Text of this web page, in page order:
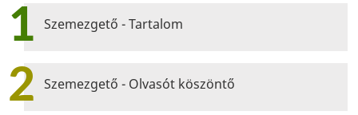
1 Szemezgető - Tartalom
2 Szemezgető - Olvasót köszöntő